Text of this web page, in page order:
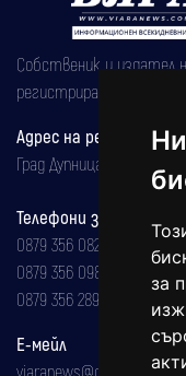
за
Собственик и издател
регистрирана на
Адрес на редакцията
Град Дупница, ул.''Христо
Телефони за реклама
0879 356 082
0879 356 098
0879 356 289
Е-мейл
viaranews@gmail.com